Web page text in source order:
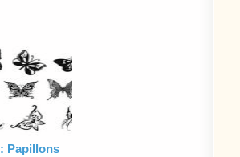
: Papillons